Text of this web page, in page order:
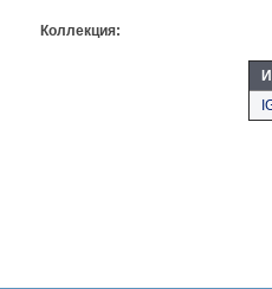
Коллекция: